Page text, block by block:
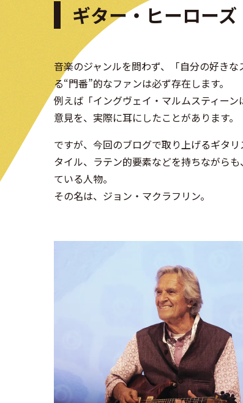
ギター・ヒーロー
音楽のジャンルを問わず、「自分の好き
る“門番”的なファンは必ず存在します。
例えば「イングヴェイ・マルムスティー
意見を、実際に耳にしたことがあります。
ですが、今回のブログで取り上げるギタ
タイル、ラテン的要素などを持ちながら
ている人物。
その名は、ジョン・マクラフリン。